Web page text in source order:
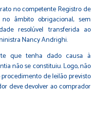
no competente Registro de
âmbito obrigacional, sem
resolúvel transferida ao
Nancy Andrighi.
que tenha dado causa à
não se constituiu. Logo, não
de leilão previsto
deve devolver ao comprador